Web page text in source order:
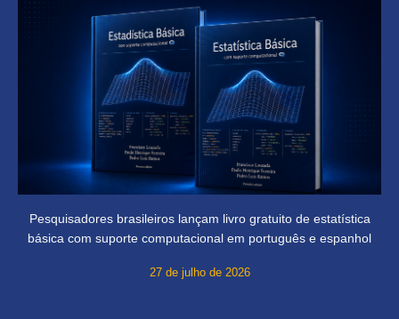
Pesquisadores brasileiros lançam livro gratuito de estatística
básica com suporte computacional em português e espanhol
27 de julho de 2026